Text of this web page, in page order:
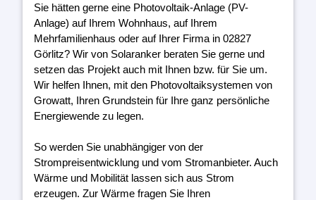
Sie hätten gerne eine Photovoltaik-Anlage (PV-
Anlage) auf Ihrem Wohnhaus, auf Ihrem
Mehrfamilienhaus oder auf Ihrer Firma in 02827
Görlitz? Wir von Solaranker beraten Sie gerne und
setzen das Projekt auch mit Ihnen bzw. für Sie um.
Wir helfen Ihnen, mit den Photovoltaiksystemen von
Growatt, Ihren Grundstein für Ihre ganz persönliche
Energiewende zu legen.
So werden Sie unabhängiger von der
Strompreisentwicklung und vom Stromanbieter. Auch
Wärme und Mobilität lassen sich aus Strom
erzeugen. Zur Wärme fragen Sie Ihren